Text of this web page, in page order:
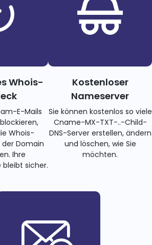
Whois-
E-Mails
Whois-
Domain
Ihre
bleibt sicher.
Kostenloser
Nameserver
Sie können kostenlos so viele
Cname-MX-TXT-..-Child-
DNS-Server erstellen, ändern
und löschen, wie Sie
möchten.